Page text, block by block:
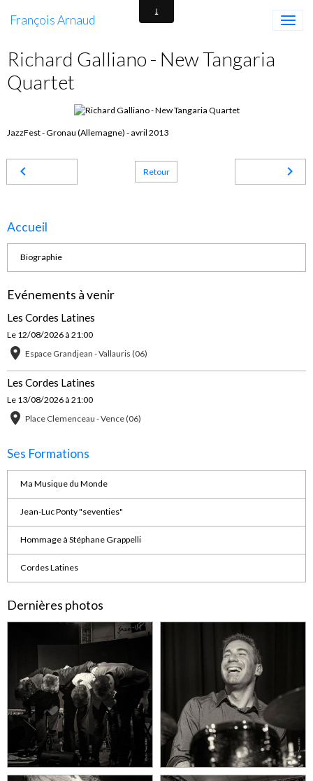
François Arnaud
Richard Galliano - New Tangaria
Quartet
JazzFest - Gronau (Allemagne) - avril 2013
Retour
Accueil
Biographie
Evénements à venir
Les Cordes Latines
Le 12/08/2026 à 21:00
Espace Grandjean - Vallauris (06)
Les Cordes Latines
Le 13/08/2026 à 21:00
Place Clemenceau - Vence (06)
Ses Formations
Ma Musique du Monde
Jean-Luc Ponty "seventies"
Hommage à Stéphane Grappelli
Cordes Latines
Dernières photos